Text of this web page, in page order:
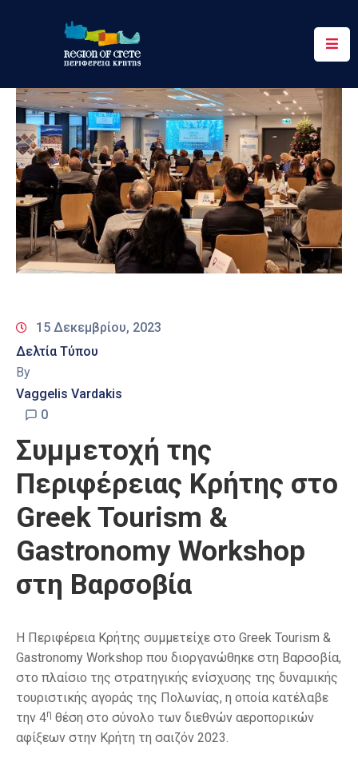
Περιφέρεια
Ενημέρωση
Έργα
&
Δράσεις
Ψηφιακές
Υπηρεσίες
Επικοινωνία
15 Δεκεμβρίου, 2023
Δελτία Τύπου
By
Vaggelis Vardakis
0
Συμμετοχή της
Περιφέρειας Κρήτης στο
Greek Tourism &
Gastronomy Workshop
στη Βαρσοβία
Η Περιφέρεια Κρήτης συμμετείχε στο Greek Tourism &
Gastronomy Workshop που διοργανώθηκε στη Βαρσοβία,
στο πλαίσιο της στρατηγικής ενίσχυσης της δυναμικής
τουριστικής αγοράς της Πολωνίας, η οποία κατέλαβε
την 4η θέση στο σύνολο των διεθνών αεροπορικών
αφίξεων στην Κρήτη τη σαιζόν 2023.